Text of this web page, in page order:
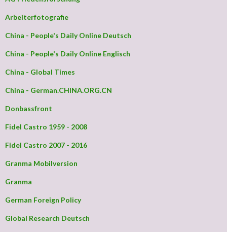
Arbeiterfotografie
China - People's Daily Online Deutsch
China - People's Daily Online Englisch
China - Global Times
China - German.CHINA.ORG.CN
Donbassfront
Fidel Castro 1959 - 2008
Fidel Castro 2007 - 2016
Granma Mobilversion
Granma
German Foreign Policy
Global Research Deutsch